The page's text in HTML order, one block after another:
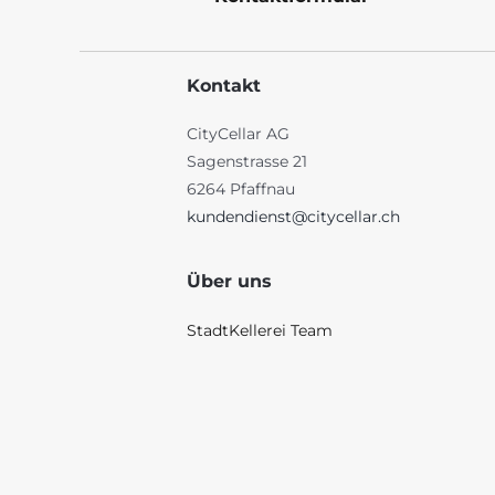
Kontakt
CityCellar AG
Sagenstrasse 21
6264 Pfaffnau
kundendienst@citycellar.ch
Über uns
StadtKellerei Team